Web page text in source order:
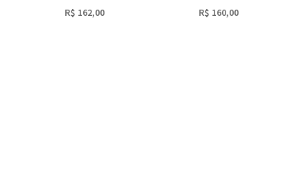
R$ 162,00 R$ 160,00